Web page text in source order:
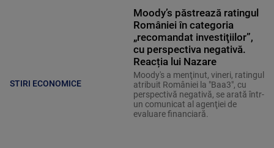
STIRI ECONOMICE
Moody’s păstrează ratingul
României în categoria
„recomandat investiţiilor”,
cu perspectiva negativă.
Reacția lui Nazare
Moody's a menţinut, vineri, ratingul
atribuit României la "Baa3", cu
perspectivă negativă, se arată într-
un comunicat al agenţiei de
evaluare financiară.